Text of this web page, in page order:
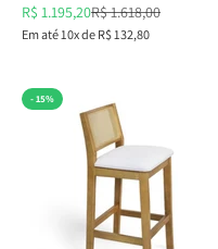
Preço promocional
R$ 1.195,20Preço normal
R$ 1.618,00
Em até 10x de R$ 132,80
- 15%